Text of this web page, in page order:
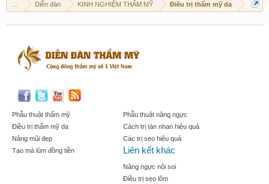
Diễn đàn KINH NGHIỆM THẨM MỸ Điều trị thẩm mỹ da
Phẫu thuật thẩm mỹ
Điều trị thẩm mỹ da
Nâng mũi đẹp
Tạo mà lúm đồng tiền
Phẫu thuật nâng ngực
Cách trị tàn nhan hiệu quả
Các trị sẹo hiệu quả
Liên kết khác
Nâng ngực nội soi
Điều trị sẹo lõm